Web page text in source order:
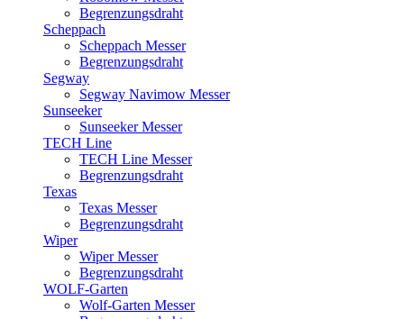
Begrenzungsdraht
Scheppach
Scheppach Messer
Begrenzungsdraht
Segway
Segway Navimow Messer
Sunseeker
Sunseeker Messer
TECH Line
TECH Line Messer
Begrenzungsdraht
Texas
Texas Messer
Begrenzungsdraht
Wiper
Wiper Messer
Begrenzungsdraht
WOLF-Garten
Wolf-Garten Messer